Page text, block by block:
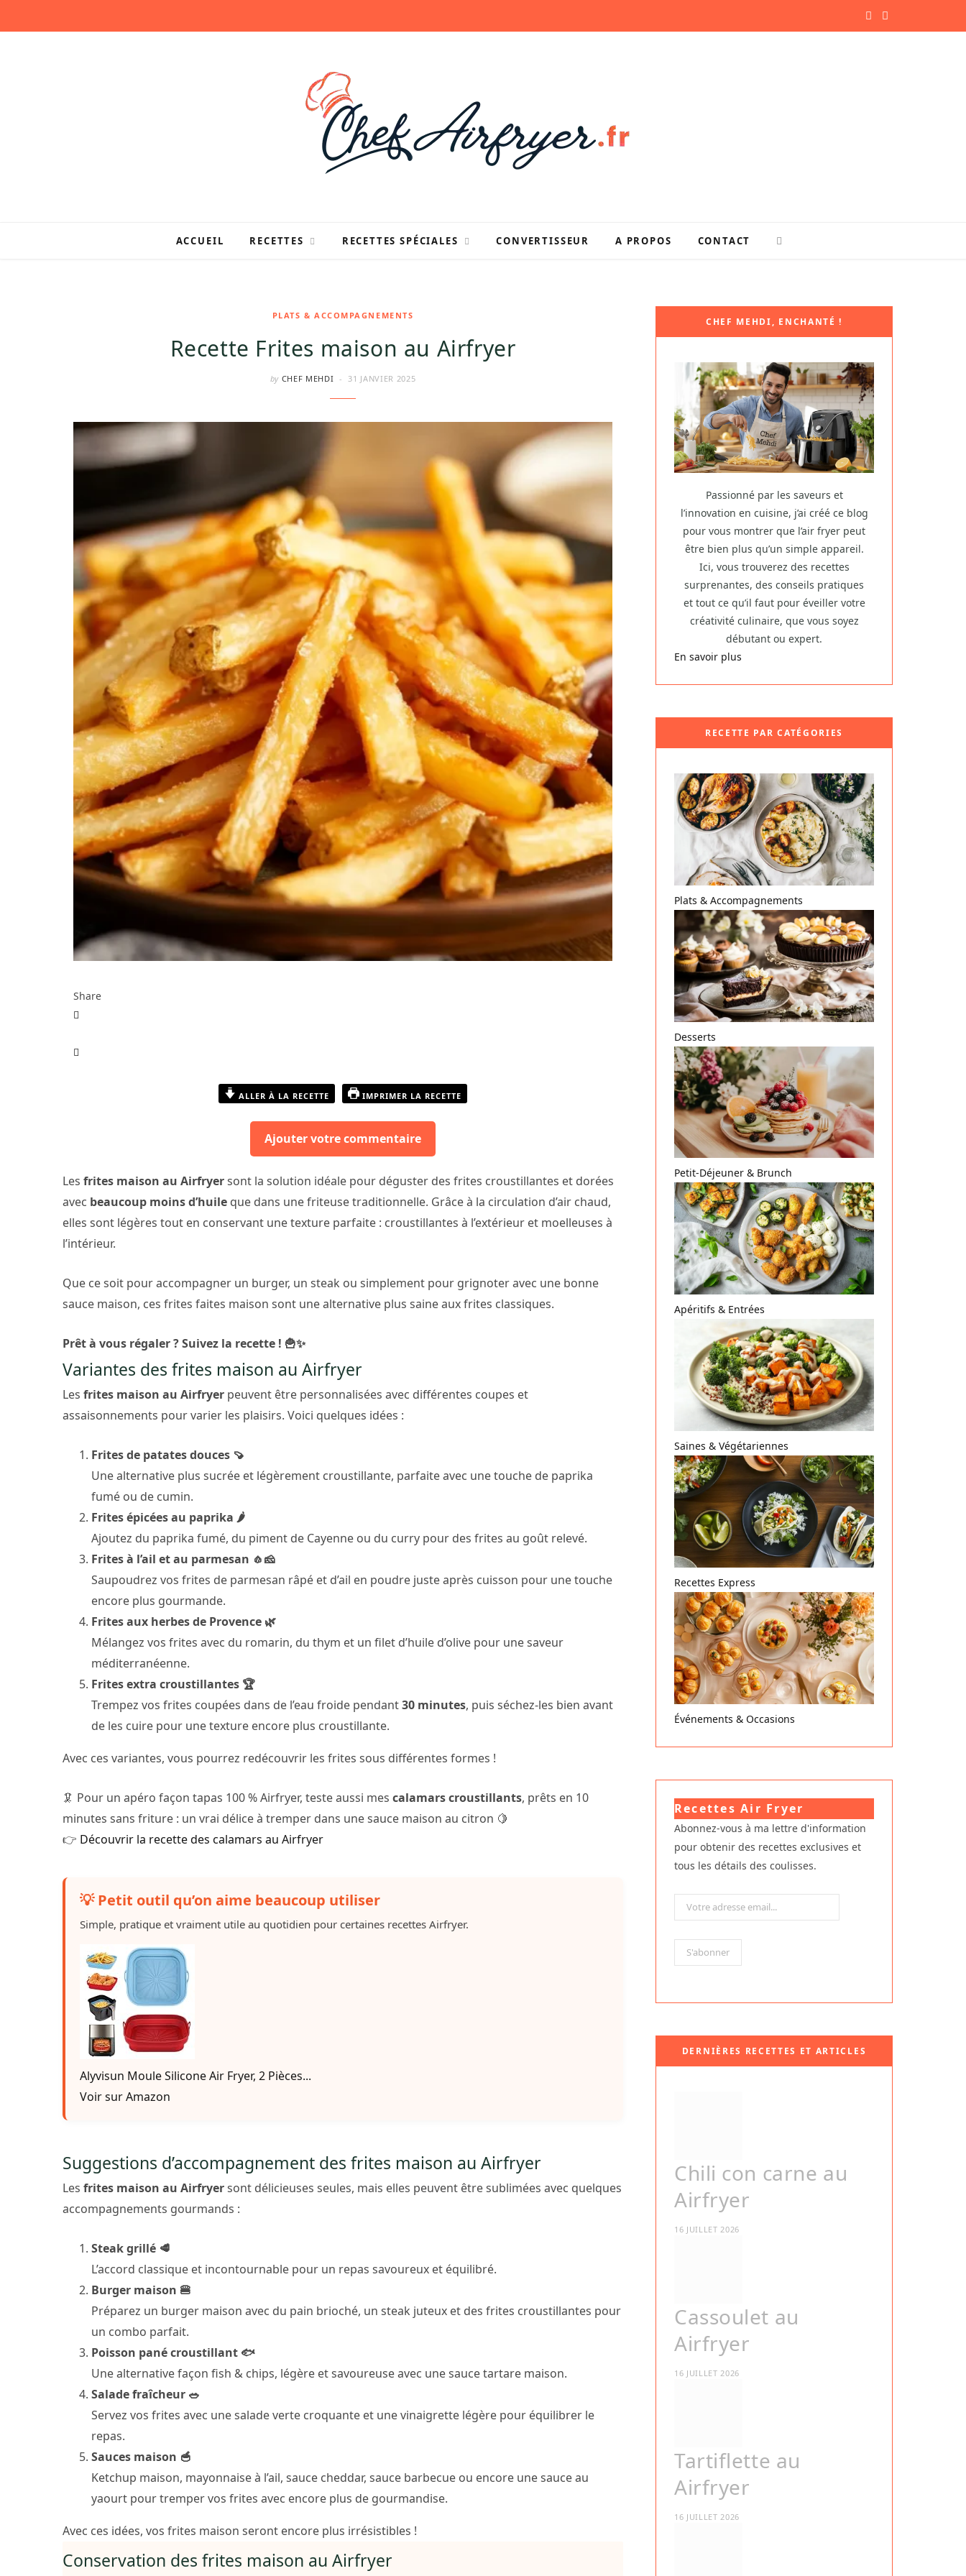
ACCUEIL RECETTES RECETTES SPÉCIALES CONVERTISSEUR A PROPOS CONTACT
PLATS & ACCOMPAGNEMENTS
Recette Frites maison au Airfryer
by CHEF MEHDI 31 JANVIER 2025
Share
ALLER À LA RECETTE IMPRIMER LA RECETTE
Ajouter votre commentaire
Les frites maison au Airfryersont la solution idéale pour déguster des frites croustillantes et dorées
avec beaucoup moins d’huile que dans une friteuse traditionnelle. Grâce à la circulation d’air chaud,
elles sont légères tout en conservant une texture parfaite : croustillantes à l’extérieur et moelleuses à
l’intérieur.
Que ce soit pour accompagner un burger, un steak ou simplement pour grignoter avec une bonne
sauce maison, ces frites faites maison sont une alternative plus saine aux frites classiques.
Prêt à vous régaler ? Suivez la recette ! 🍟✨
Variantes des frites maison au Airfryer
Les frites maison au Airfryer peuvent être personnalisées avec différentes coupes et
assaisonnements pour varier les plaisirs. Voici quelques idées :
Frites de patates douces 🍠
Une alternative plus sucrée et légèrement croustillante, parfaite avec une touche de paprika
fumé ou de cumin.
Frites épicées au paprika 🌶️
Ajoutez du paprika fumé, du piment de Cayenne ou du curry pour des frites au goût relevé.
Frites à l’ail et au parmesan 🧄🧀
Saupoudrez vos frites de parmesan râpé et d’ail en poudre juste après cuisson pour une touche
encore plus gourmande.
Frites aux herbes de Provence 🌿
Mélangez vos frites avec du romarin, du thym et un filet d’huile d’olive pour une saveur
méditerranéenne.
Frites extra croustillantes 🏆
Trempez vos frites coupées dans de l’eau froide pendant30 minutes, puis séchez-les bien avant
de les cuire pour une texture encore plus croustillante.
Avec ces variantes, vous pourrez redécouvrir les frites sous différentes formes !
🦑 Pour un apéro façon tapas 100 % Airfryer, teste aussi mes calamars croustillants, prêts en 10
minutes sans friture : un vrai délice à tremper dans une sauce maison au citron 🍋
👉 Découvrir la recette des calamars au Airfryer
💡 Petit outil qu’on aime beaucoup utiliser
Simple, pratique et vraiment utile au quotidien pour certaines recettes Airfryer.
Alyvisun Moule Silicone Air Fryer, 2 Pièces...
Voir sur Amazon
Suggestions d’accompagnement des frites maison au Airfryer
Les frites maison au Airfryersont délicieuses seules, mais elles peuvent être sublimées avec quelques
accompagnements gourmands :
Steak grillé 🥩
L’accord classique et incontournable pour un repas savoureux et équilibré.
Burger maison 🍔
Préparez un burger maison avec du pain brioché, un steak juteux et des frites croustillantes pour
un combo parfait.
Poisson pané croustillant 🐟
Une alternative façon fish & chips, légère et savoureuse avec une sauce tartare maison.
Salade fraîcheur 🥗
Servez vos frites avec une salade verte croquante et une vinaigrette légère pour équilibrer le
repas.
Sauces maison 🥣
Ketchup maison, mayonnaise à l’ail, sauce cheddar, sauce barbecue ou encore une sauce au
yaourt pour tremper vos frites avec encore plus de gourmandise.
Avec ces idées, vos frites maison seront encore plus irrésistibles !
Conservation des frites maison au Airfryer
CHEF MEHDI, ENCHANTÉ !
Passionné par les saveurs et
l’innovation en cuisine, j’ai créé ce blog
pour vous montrer que l’air fryer peut
être bien plus qu’un simple appareil.
Ici, vous trouverez des recettes
surprenantes, des conseils pratiques
et tout ce qu’il faut pour éveiller votre
créativité culinaire, que vous soyez
débutant ou expert.
En savoir plus
RECETTE PAR CATÉGORIES
Plats & Accompagnements
Desserts
Petit-Déjeuner & Brunch
Apéritifs & Entrées
Saines & Végétariennes
Recettes Express
Événements & Occasions
Recettes Air Fryer
Abonnez-vous à ma lettre d'information
pour obtenir des recettes exclusives et
tous les détails des coulisses.
DERNIÈRES RECETTES ET ARTICLES
Chili con carne au
Airfryer
16 JUILLET 2026
Cassoulet au
Airfryer
16 JUILLET 2026
Tartiflette au
Airfryer
16 JUILLET 2026